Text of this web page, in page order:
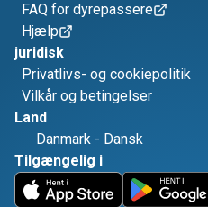
FAQ for dyrepassere
Hjælp
juridisk
Privatlivs- og cookiepolitik
Vilkår og betingelser
Land
Danmark - Dansk
Tilgængelig i